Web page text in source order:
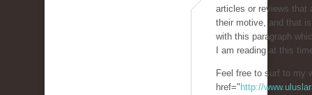
articles or reviews that
their motive, and that
with this paragraph
I am reading at this
Feel free to surf to my
href=" http://